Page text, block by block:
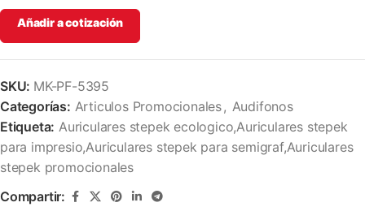
Añadir a cotización
SKU: MK-PF-5395
Categorías: Articulos Promocionales, Audifonos
Etiqueta: Auriculares stepek ecologico,Auriculares stepek
para impresio,Auriculares stepek para semigraf,Auriculares
stepek promocionales
Compartir: